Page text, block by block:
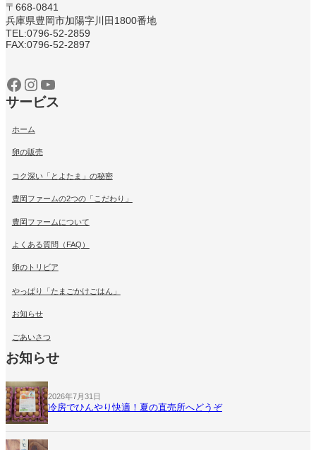
〒668-0841
兵庫県豊岡市加陽字川田1800番地
TEL:0796‐52‐2859
FAX:0796‐52‐2897
Facebook Instagram YouTube
サービス
ホーム
卵の販売
コク深い「とよたま」の秘密
豊岡ファームの2つの「こだわり」
豊岡ファームについて
よくある質問（FAQ）
卵のトリビア
やっぱり「たまごかけごはん」
お知らせ
ごあいさつ
お知らせ
2026年7月31日
冷房でひんやり快適！夏の直売所へどうぞ